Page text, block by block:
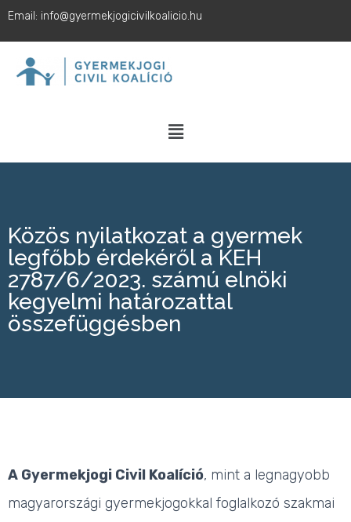
Email: info@gyermekjogicivilkoalicio.hu
Közös nyilatkozat a gyermek
legfőbb érdekéről a KEH
2787/6/2023. számú elnöki
kegyelmi határozattal
összefüggésben
A Gyermekjogi Civil Koalíció, mint a legnagyobb
magyarországi gyermekjogokkal foglalkozó szakmai